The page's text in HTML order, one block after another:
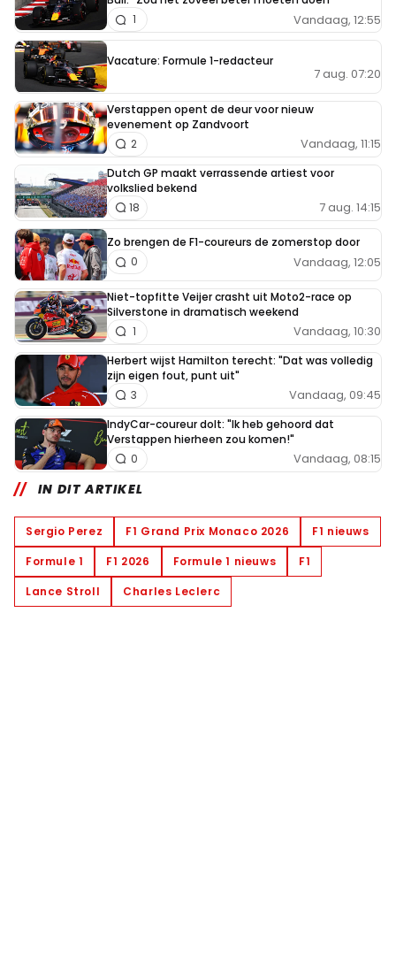
Vandaag, 12:55
1
Vacature: Formule 1-redacteur
7 aug. 07:20
Verstappen opent de deur voor nieuw
evenement op Zandvoort
Vandaag, 11:15
2
Dutch GP maakt verrassende artiest voor
volkslied bekend
7 aug. 14:15
18
Zo brengen de F1-coureurs de zomerstop door
Vandaag, 12:05
0
Niet-topfitte Veijer crasht uit Moto2-race op
Silverstone in dramatisch weekend
Vandaag, 10:30
1
Herbert wijst Hamilton terecht: "Dat was volledig
zijn eigen fout, punt uit"
Vandaag, 09:45
3
IndyCar-coureur dolt: "Ik heb gehoord dat
Verstappen hierheen zou komen!"
Vandaag, 08:15
0
IN DIT ARTIKEL
Sergio Perez F1 Grand Prix Monaco 2026
F1 nieuws
Formule 1
F1 2026 Formule 1 nieuws
F1
Lance Stroll
Charles Leclerc